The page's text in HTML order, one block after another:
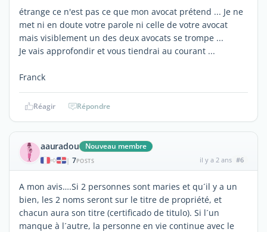
étrange ce n'est pas ce que mon avocat prétend ... Je ne
met ni en doute votre parole ni celle de votre avocat
mais visiblement un des deux avocats se trompe ...
Je vais approfondir et vous tiendrai au courant ...
Franck
Réagir Répondre
aauradou Nouveau membre
| 7POSTS il y a 2 ans #6
A mon avis….Si 2 personnes sont maries et qu´il y a un
bien, les 2 noms seront sur le titre de propriété, et
chacun aura son titre (certificado de titulo). Si l´un
manque à l´autre, la personne en vie continue avec le